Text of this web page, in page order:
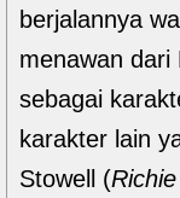
berjalannya
menawan dari
sebagai
karakter lain
Stowell (